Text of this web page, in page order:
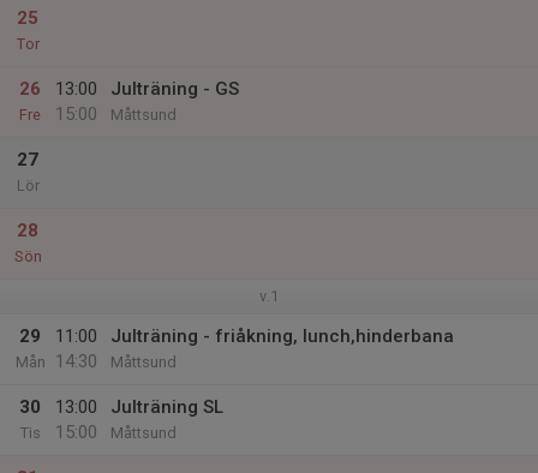
25
Tor
26
Fre
13:00
15:00
Julträning - GS
Måttsund
27
Lör
28
Sön
v.1
29
Mån
11:00
14:30
Julträning - friåkning, lunch,hinderbana
Måttsund
30
Tis
13:00
15:00
Julträning SL
Måttsund